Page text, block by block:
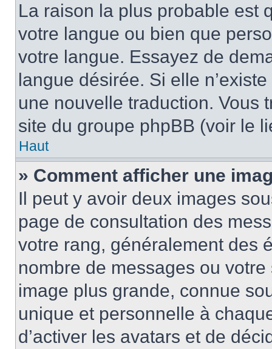
La raison la plus probable est
votre langue ou bien que
votre langue. Essayez de
langue désirée. Si elle
une nouvelle traduction. Vous
site du groupe phpBB (voir le
Haut
» Comment afficher une
Il peut y avoir deux images
page de consultation des
votre rang, généralement des
nombre de messages ou
image plus grande, connue
unique et personnelle à
d’activer les avatars et de